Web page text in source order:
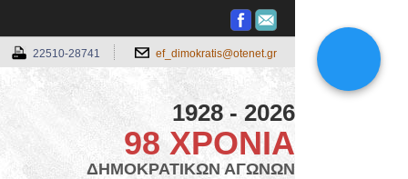
22510-28741 ef_dimokratis@otenet.gr
1928 - 2026
98 ΧΡΟΝΙΑ
ΔΗΜΟΚΡΑΤΙΚΩΝ ΑΓΩΝΩΝ